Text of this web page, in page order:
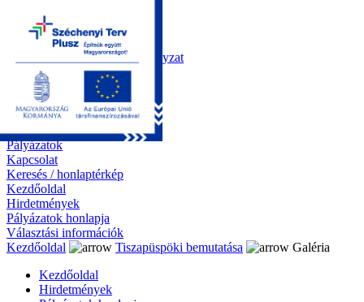
Kezdőoldal
Önkormányzat
Polgármesteri Hivatal
Roma Nemzetiségi Önkormányzat
Elektronikus ügyintézés
Közérdekű információk
Tiszapüspöki bemutatása
Galéria
Díjazottaink
Pályázatok
Kapcsolat
Keresés / honlaptérkép
Kezdőoldal
Hirdetmények
Pályázatok honlapja
Választási információk
Kezdőoldal
Tiszapüspöki bemutatása
Galéria
Kezdőoldal
Hirdetmények